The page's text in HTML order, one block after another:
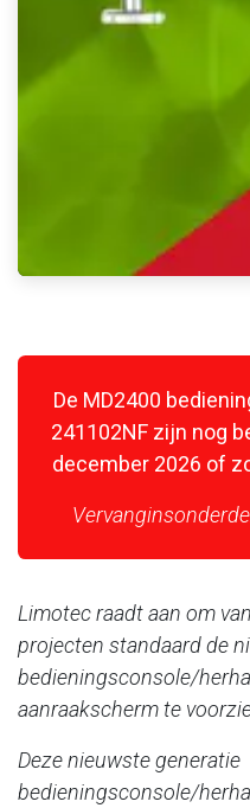
De MD2400
241102NF zijn nog
december 2026 of
Limotec raadt aan om
projecten standaard de
bedieningsconsole/
aanraakscherm te
Deze nieuwste generatie
bedieningsconsole/